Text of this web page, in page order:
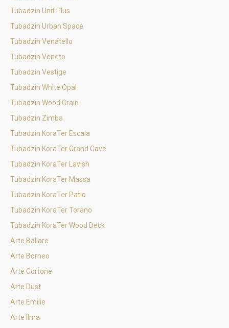
Tubadzin Unit Plus
Tubadzin Urban Space
Tubadzin Venatello
Tubadzin Veneto
Tubadzin Vestige
Tubadzin White Opal
Tubadzin Wood Grain
Tubadzin Zimba
Tubadzin KoraTer Escala
Tubadzin KoraTer Grand Cave
Tubadzin KoraTer Lavish
Tubadzin KoraTer Massa
Tubadzin KoraTer Patio
Tubadzin KoraTer Torano
Tubadzin KoraTer Wood Deck
Arte Ballare
Arte Borneo
Arte Cortone
Arte Dust
Arte Emilie
Arte Ilma